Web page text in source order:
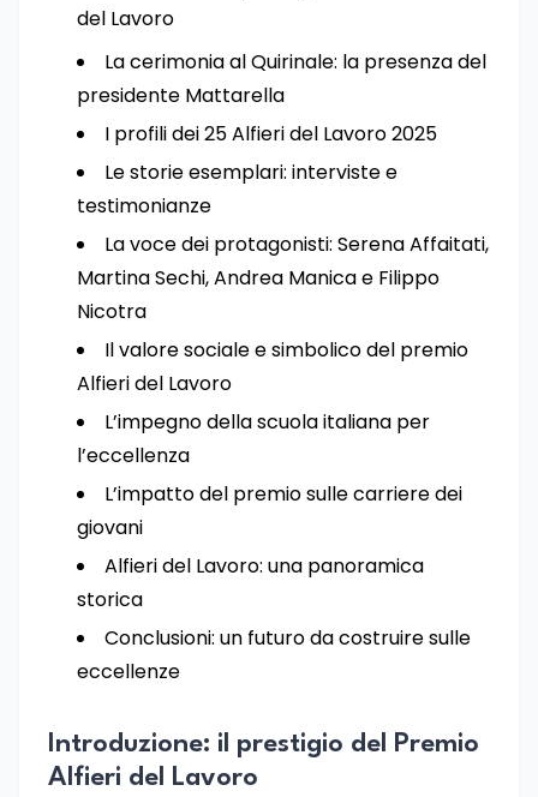
del Lavoro
La cerimonia al Quirinale: la presenza del
presidente Mattarella
I profili dei 25 Alfieri del Lavoro 2025
Le storie esemplari: interviste e
testimonianze
La voce dei protagonisti: Serena Affaitati,
Martina Sechi, Andrea Manica e Filippo
Nicotra
Il valore sociale e simbolico del premio
Alfieri del Lavoro
L’impegno della scuola italiana per
l’eccellenza
L’impatto del premio sulle carriere dei
giovani
Alfieri del Lavoro: una panoramica
storica
Conclusioni: un futuro da costruire sulle
eccellenze
Introduzione: il prestigio del Premio
Alfieri del Lavoro